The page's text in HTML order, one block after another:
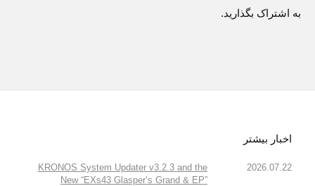
به اشتراک بگذارید.
اخبار بیشتر
2026.07.22
KRONOS System Updater v3.2.3 and the
New “EXs43 Glasper’s Grand & EP”